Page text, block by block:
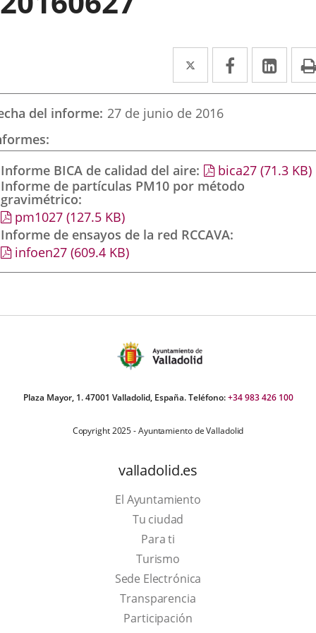
Twitter
Enlace
a
una
externa.
Facebook
Enlace
a
externa.
a
del informe 27 de junio de 2016
Informe BICA de calidad del aire
bica27 (71.3 KB)
Informe de partículas PM10 por método
gravimétrico
pm1027 (127.5 KB)
Informe de ensayos de la red RCCAVA
infoen27 (609.4 KB)
Plaza Mayor, 1. 47001 Valladolid, España. Teléfono:+34 983 426 100
Copyright 2025 - Ayuntamiento de Valladolid
valladolid.es
El Ayuntamiento
Tu ciudad
Para ti
TurismoThis
link
will
open
Sede Electrónica
Transparencia
Participación